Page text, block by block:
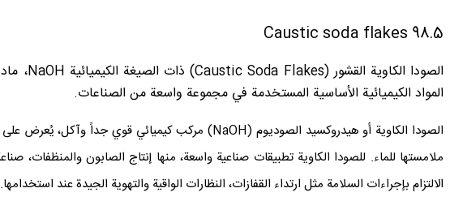
Caustic soda flakes 98.5
المواد الكيميائية الأساسية المستخدمة في مجموعة واسعة من الصناعات.
الالتزام بإجراءات السلامة مثل ارتداء القفازات، النظارات الواقية والتهوية الجيدة عند استخدامها.